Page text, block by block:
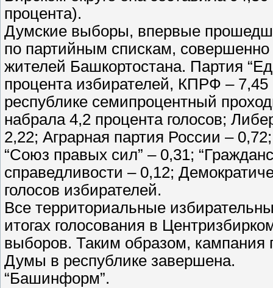
процента).
Думские выборы, впервые
по партийным спискам, совершенно
жителей Башкортостана. Партия
процента избирателей, КПРФ – 7,45
республике семипроцентный
набрала 4,2 процента голосов;
2,22; Аграрная партия России –
“Союз правых сил” – 0,31;
справедливости – 0,12;
голосов избирателей.
Все территориальные
итогах голосования в
выборов. Таким образом, кампания
Думы в республике завершена.
“Башинформ”.